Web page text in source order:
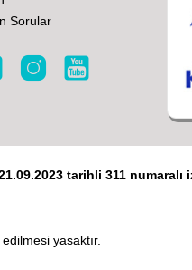
Sorular
tarihli 311 numaralı
yasaktır.